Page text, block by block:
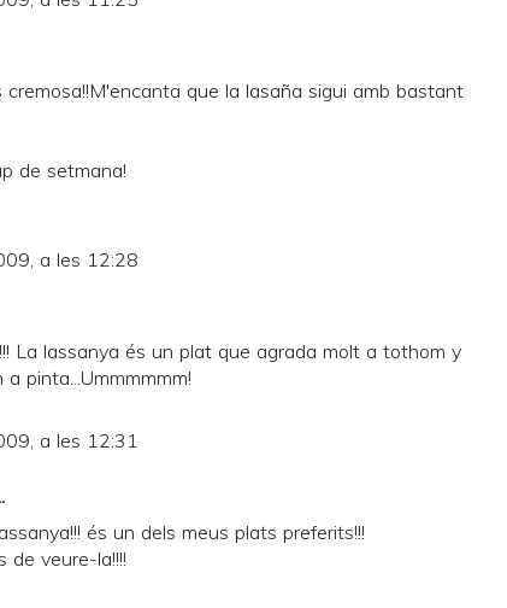
cremosa!!M'encanta que la lasaña sigui amb bastant
de setmana!
a les 12:28
La lassanya és un plat que agrada molt a tothom y
pinta...Ummmmmm!
a les 12:31
és un dels meus plats preferits!!!
de veure-la!!!!